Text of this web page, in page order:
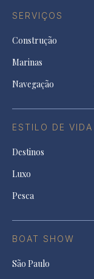
SERVIÇOS
Construção
Marinas
Navegação
ESTILO DE VIDA
Destinos
Luxo
Pesca
BOAT SHOW
São Paulo